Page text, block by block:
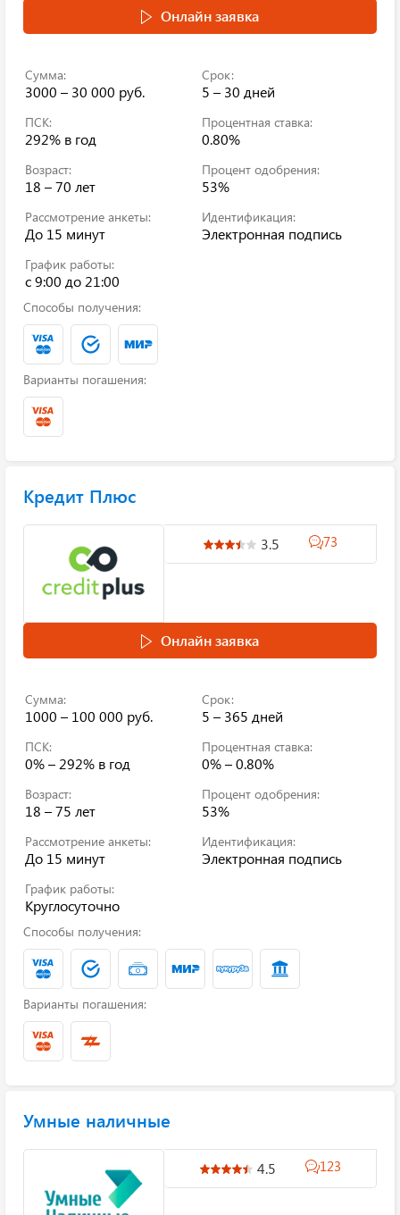
Онлайн заявка
Сумма:
3000 – 30 000 руб.
Срок:
5 – 30 дней
ПСК:
292% в год
Процентная ставка:
0.80%
Возраст:
18 – 70 лет
Процент одобрения:
53%
Рассмотрение анкеты:
До 15 минут
Идентификация:
Электронная подпись
График работы:
c 9:00 до 21:00
Способы получения:
Варианты погашения:
Кредит Плюс
3.5 73
Онлайн заявка
Сумма:
1000 – 100 000 руб.
Срок:
5 – 365 дней
ПСК:
0% – 292% в год
Процентная ставка:
0% – 0.80%
Возраст:
18 – 75 лет
Процент одобрения:
53%
Рассмотрение анкеты:
До 15 минут
Идентификация:
Электронная подпись
График работы:
Круглосуточно
Способы получения:
Варианты погашения:
Умные наличные
4.5 123